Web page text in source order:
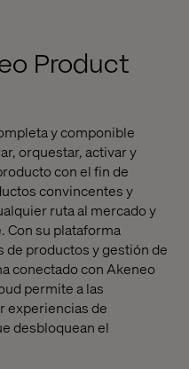
Product
y componible
orquestar, activar y
con el fin de
convincentes y
ruta al mercado y
Con su plataforma
de productos y gestión de
conectado con Akeneo
permite a las
experiencias de
desbloquean el